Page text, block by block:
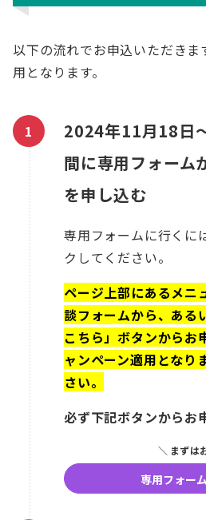
以下の流れでお申込いただきま
用となります。
2024年11月18日
間に専用フォーム
を申し込む
専用フォームに行くに
クしてください。
ページ上部にあるメニ
談フォームから、ある
こちら」ボタンからお
ャンペーン適用となり
さい。
必ず下記ボタンからお
＼ まずは
専用フォー